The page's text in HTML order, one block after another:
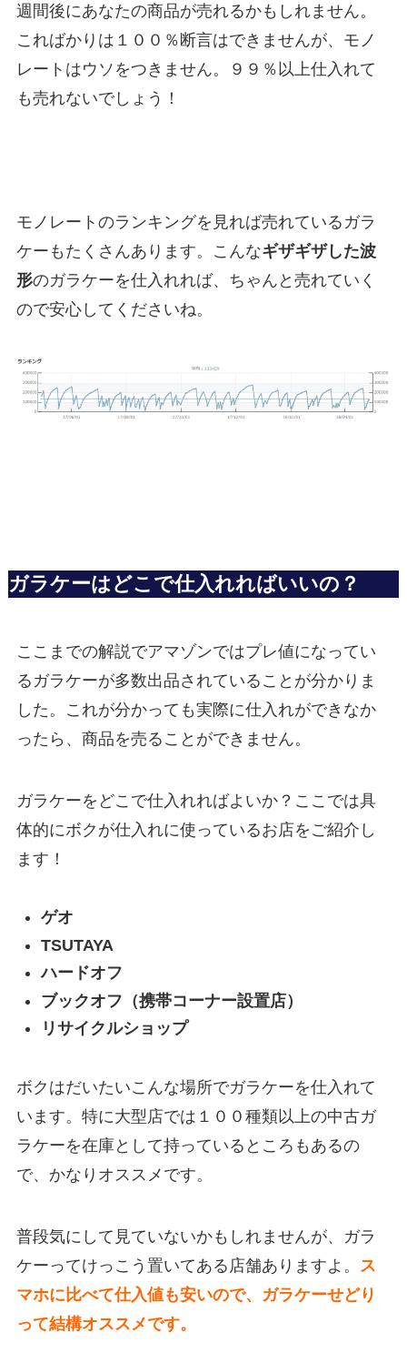
週間後にあなたの商品が売れるかもしれません。
こればかりは１００％断言はできませんが、モノ
レートはウソをつきません。９９％以上仕入れて
も売れないでしょう！
モノレートのランキングを見れば売れているガラ
ケーもたくさんあります。こんなギザギザした波
形のガラケーを仕入れれば、ちゃんと売れていく
ので安心してくださいね。
ガラケーはどこで仕入れればいいの？
ここまでの解説でアマゾンではプレ値になってい
るガラケーが多数出品されていることが分かりま
した。これが分かっても実際に仕入れができなか
ったら、商品を売ることができません。
ガラケーをどこで仕入れればよいか？ここでは具
体的にボクが仕入れに使っているお店をご紹介し
ます！
ゲオ
TSUTAYA
ハードオフ
ブックオフ（携帯コーナー設置店）
リサイクルショップ
ボクはだいたいこんな場所でガラケーを仕入れて
います。特に大型店では１００種類以上の中古ガ
ラケーを在庫として持っているところもあるの
で、かなりオススメです。
普段気にして見ていないかもしれませんが、ガラ
ケーってけっこう置いてある店舗ありますよ。
ス
マホに比べて仕入値も安いので、ガラケーせどり
って結構オススメです。